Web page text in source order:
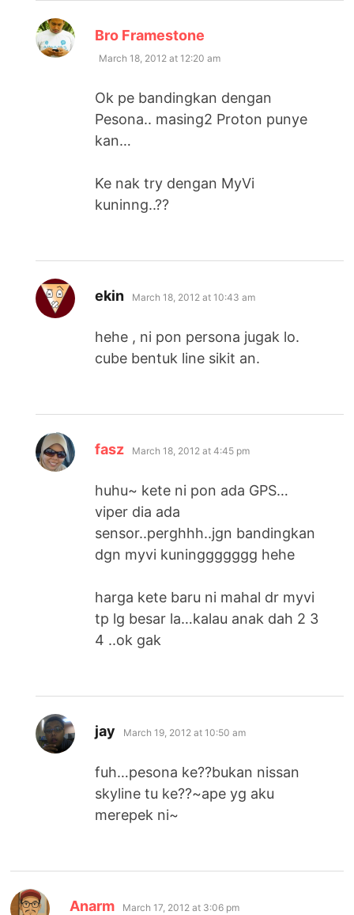
Bro Framestone
March 18, 2012 at 12:20 am
Ok pe bandingkan dengan
Pesona.. masing2 Proton punye
kan…
Ke nak try dengan MyVi
kuninng..??
ekin says:
March 18, 2012 at 10:43 am
hehe , ni pon persona jugak lo.
cube bentuk line sikit an.
fasz says:
March 18, 2012 at 4:45 pm
huhu~ kete ni pon ada GPS…
viper dia ada
sensor..perghhh..jgn bandingkan
dgn myvi kuninggggggg hehe
harga kete baru ni mahal dr myvi
tp lg besar la…kalau anak dah 2 3
4 ..ok gak
jay says:
March 19, 2012 at 10:50 am
fuh…pesona ke??bukan nissan
skyline tu ke??~ape yg aku
merepek ni~
Anarm says:
March 17, 2012 at 3:06 pm